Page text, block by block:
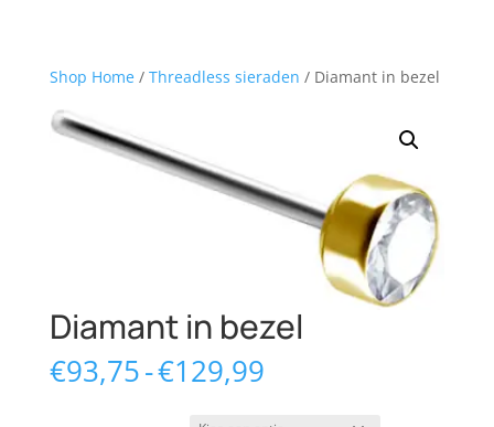
Shop Home/ Threadless sieraden / Diamant in bezel
Diamant in bezel
€93,75-€129,99Prijsklasse: